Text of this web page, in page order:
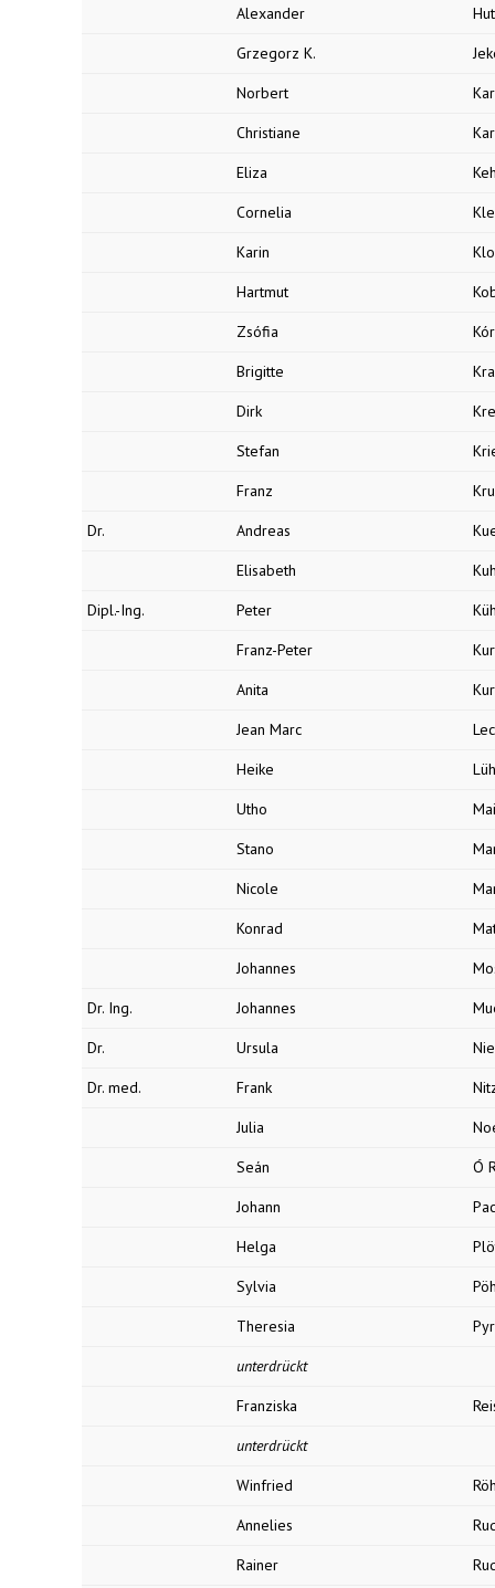
Alexander
Grzegorz K.
Norbert
Christiane
Eliza
Cornelia
Karin
Hartmut
Zsófia
Brigitte
Dirk
Stefan
Franz
Dr.
Andreas
Elisabeth
Dipl.-Ing.
Peter
Franz-Peter
Anita
Jean Marc
Heike
Utho
Stano
Nicole
Konrad
Johannes
Dr. Ing.
Johannes
Dr.
Ursula
Dr. med.
Frank
Julia
Seán
Ó
Johann
Helga
Sylvia
Theresia
unterdrückt
Franziska
unterdrückt
Winfried
Annelies
Rainer